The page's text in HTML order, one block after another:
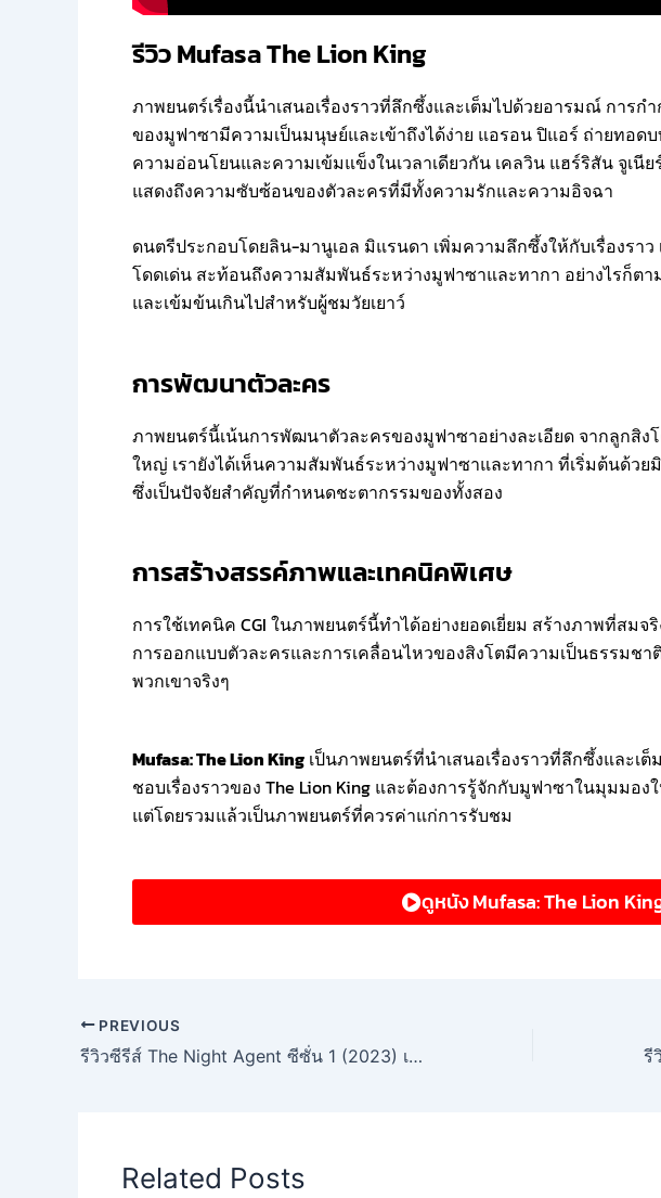
รีวิว Mufasa The Lion King
ภาพยนตร์เรื่องนี้นำเสนอเรื่องราวที่ลึกซึ้งและเต็มไปด้วยอารมณ์ การก
ของมูฟาซามีความเป็นมนุษย์และเข้าถึงได้ง่าย แอรอน ปิแอร์ ถ่ายทอด
ความอ่อนโยนและความเข้มแข็งในเวลาเดียวกัน เคลวิน แฮร์ริสัน จูเ
แสดงถึงความซับซ้อนของตัวละครที่มีทั้งความรักและความอิจฉา
ดนตรีประกอบโดยลิน-มานูเอล มิแรนดา เพิ่มความลึกซึ้งให้กับเรื่องราว เ
โดดเด่น สะท้อนถึงความสัมพันธ์ระหว่างมูฟาซาและทากา อย่างไรก็ต
และเข้มข้นเกินไปสำหรับผู้ชมวัยเยาว์
การพัฒนาตัวละคร
ภาพยนตร์นี้เน้นการพัฒนาตัวละครของมูฟาซาอย่างละเอียด จากลูกสิง
ใหญ่ เรายังได้เห็นความสัมพันธ์ระหว่างมูฟาซาและทากา ที่เริ่มต้นด้ว
ซึ่งเป็นปัจจัยสำคัญที่กำหนดชะตากรรมของทั้งสอง
การสร้างสรรค์ภาพและเทคนิคพิเศษ
การใช้เทคนิค CGI ในภาพยนตร์นี้ทำได้อย่างยอดเยี่ยม สร้างภาพที่สม
การออกแบบตัวละครและการเคลื่อนไหวของสิงโตมีความเป็นธรรมช
พวกเขาจริงๆ
Mufasa: The Lion King เป็นภาพยนตร์ที่นำเสนอเรื่องราวที่ลึกซึ้งและ
ชอบเรื่องราวของ The Lion King และต้องการรู้จักกับมูฟาซาในมุมมอ
แต่โดยรวมแล้วเป็นภาพยนตร์ที่ควรค่าแก่การรับชม
ดูหนัง Mufasa: The Lion
PREVIOUS
รีวิวซีรีส์ The Night Agent ซีซั่น 1 (2023) เมื่อหน้าที่เฝ้าโทรศัพท์ กลายเป็นภารกิจเสี่ยงตาย!
Related Posts